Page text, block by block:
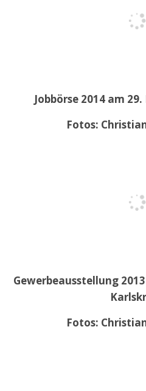
Jobbörse 2014 am
Fotos:
Gewerbeausstellung
Fotos: